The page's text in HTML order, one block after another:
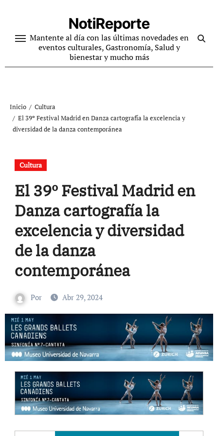
contenido
NotiReporte
Mantente al día con las últimas novedades en
eventos culturales, Gastronomía, Salud y
bienestar y mucho más
Inicio
Cultura
El 39º Festival Madrid en Danza cartografía la excelencia y
diversidad de la danza contemporánea
Cultura
El 39º Festival Madrid en
Danza cartografía la
excelencia y diversidad
de la danza
contemporánea
Por Abr 29, 2024